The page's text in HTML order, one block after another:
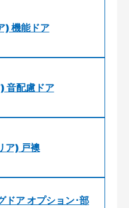
) 機能ドア
音配慮ドア
ア) 戸襖
ア オプション･部